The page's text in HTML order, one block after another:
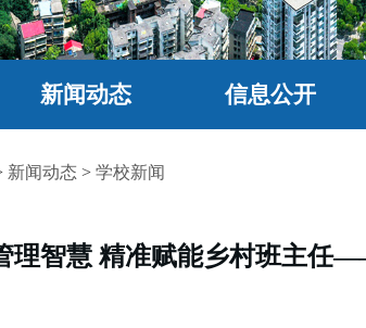
新闻动态 信息公开
新闻动态 > 学校新闻
理智慧 精准赋能乡村班主任